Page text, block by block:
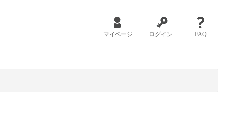
マイページ ログイン FAQ